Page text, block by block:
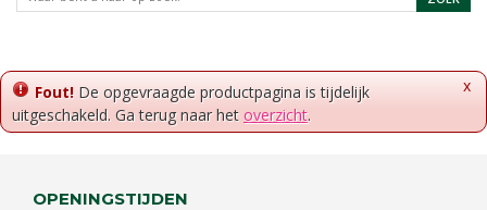
x
Fout! De opgevraagde productpagina is tijdelijk
uitgeschakeld. Ga terug naar het overzicht.
OPENINGSTIJDEN